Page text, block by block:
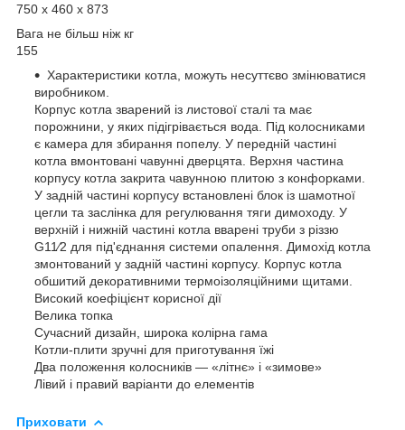
750 x 460 x 873
Вага не більш ніж кг
155
Характеристики котла, можуть несуттєво змінюватися
виробником.
Корпус котла зварений із листової сталі та має
порожнини, у яких підігрівається вода. Під колосниками
є камера для збирання попелу. У передній частині
котла вмонтовані чавунні дверцята. Верхня частина
корпусу котла закрита чавунною плитою з конфорками.
У задній частині корпусу встановлені блок із шамотної
цегли та заслінка для регулювання тяги димоходу. У
верхній і нижній частині котла вварені труби з різзю
G11⁄2 для під'єднання системи опалення. Димохід котла
змонтований у задній частині корпусу. Корпус котла
обшитий декоративними термоізоляційними щитами.
Високий коефіцієнт корисної дії
Велика топка
Сучасний дизайн, широка колірна гама
Котли-плити зручні для приготування їжі
Два положення колосників — «літнє» і «зимове»
Лівий і правий варіанти до елементів
Приховати